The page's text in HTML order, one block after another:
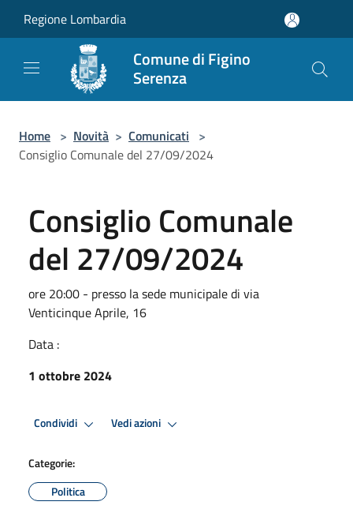
Regione Lombardia
Comune di Figino
Serenza
Home > Novità > Comunicati >
Consiglio Comunale del 27/09/2024
Consiglio Comunale
del 27/09/2024
ore 20:00 - presso la sede municipale di via
Venticinque Aprile, 16
Data :
1 ottobre 2024
Condividi Vedi azioni
Categorie:
Politica